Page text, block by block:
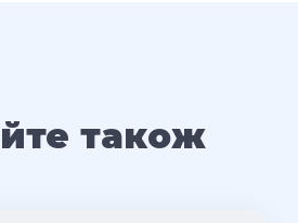
також